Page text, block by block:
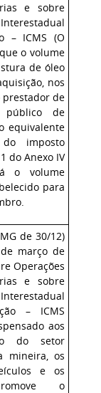
e sobre
– ICMS (O
o volume
de óleo
nos
prestador de
público de
equivalente
imposto
do Anexo IV
o volume
para
de 30/12)
março de
Operações
e sobre
– ICMS
aos
do setor
mineira, os
e os
o